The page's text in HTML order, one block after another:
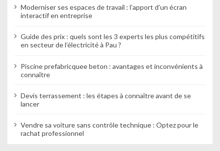
Moderniser ses espaces de travail : l’apport d’un écran
interactif en entreprise
Guide des prix : quels sont les 3 experts les plus compétitifs
en secteur de l’électricité à Pau ?
Piscine prefabricquee beton : avantages et inconvénients à
connaître
Devis terrassement : les étapes à connaître avant de se
lancer
Vendre sa voiture sans contrôle technique : Optez pour le
rachat professionnel